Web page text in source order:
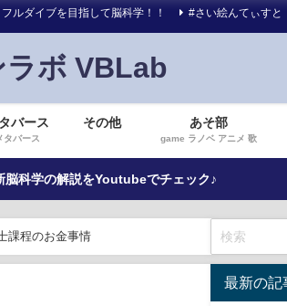
フルダイブを目指して脳科学！！ #さい絵んてぃすと
ラボ VBLab
バース
タバース
その他 あそ部
game ラノベ アニメ 歌
脳科学の解説をYoutubeでチェック♪
課程のお金事情
最新の記